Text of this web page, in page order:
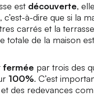
est découverte,
, c’est-à-dire que si la
carrés et la
totale de la maison
fermée par trois des
100%. C’est
des redevances